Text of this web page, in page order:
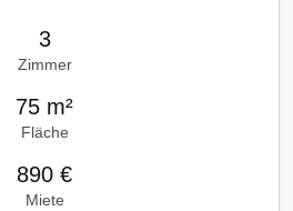
3
Zimmer
75 m²
Fläche
890 €
Miete